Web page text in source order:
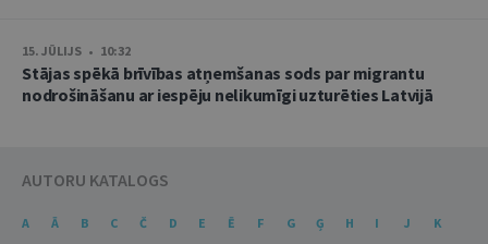
15. JŪLIJS • 10:32
Stājas spēkā brīvības atņemšanas sods par migrantu
nodrošināšanu ar iespēju nelikumīgi uzturēties Latvijā
AUTORU KATALOGS
A Ā B C Č D E Ē F G Ģ H I J
K